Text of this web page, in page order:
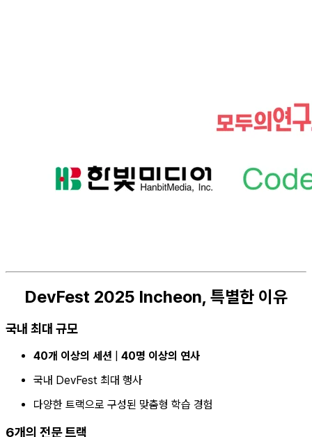
DevFest 2025 Incheon, 특별한 이유
국내 최대 규모
40개 이상의 세션
40명 이상의 연사
국내 DevFest 최대 행사
다양한 트랙으로 구성된 맞춤형 학습 경험
6개의 전문 트랙